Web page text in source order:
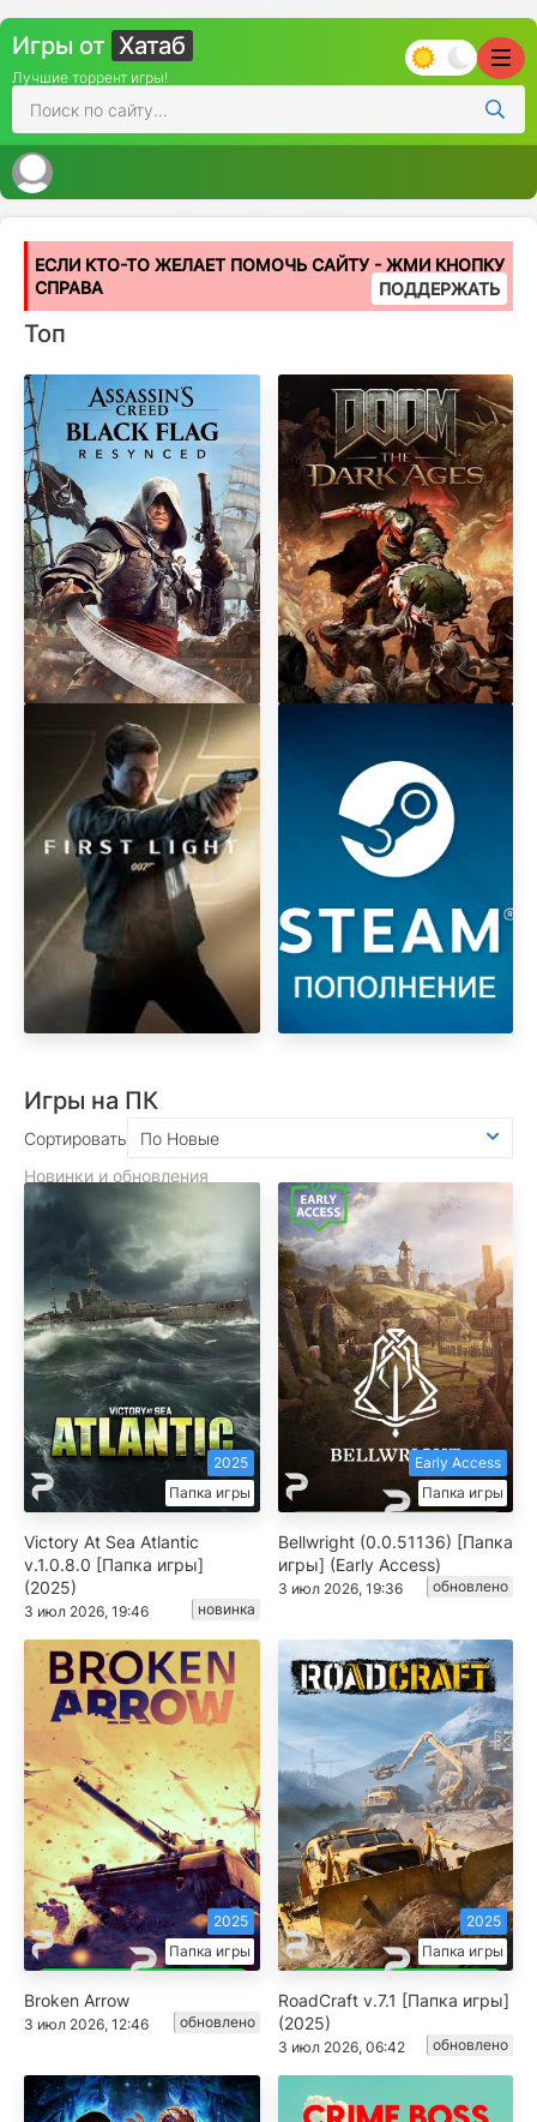
Игры от Хатаб
Лучшие торрент игры!
ЕСЛИ КТО-ТО ЖЕЛАЕТ ПОМОЧЬ САЙТУ - ЖМИ КНОПКУ
СПРАВА
ПОДДЕРЖАТЬ
Топ
Популярные игры
Assаssin's Creed Black Flag
Resynced
DOOM: The Dark Ages
Premium Edition + DLC
Revelations
007 First Light
АВТОМАТИЧЕСКОЕ
ПОПОЛНЕНИЕ БАЛАНСА
STEAM STEAM РФ-КЗ-UA-
Игры на ПК
Новинки и обновления
Сортировать По Новые
Папка игры
2025
Victory At Sea Atlantic
v.1.0.8.0 [Папка игры]
(2025)
3 июл 2026, 19:46 новинка
Папка игры
Early Access
Bellwright (0.0.51136) [Папка
игры] (Early Access)
3 июл 2026, 19:36 обновлено
Папка игры
2025
Broken Arrow
3 июл 2026, 12:46 обновлено
Папка игры
2025
RoadCraft v.7.1 [Папка игры]
(2025)
3 июл 2026, 06:42 обновлено